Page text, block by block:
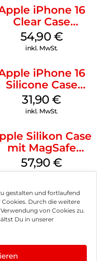
gestalten und fortlaufend
Durch die weitere
von Cookies zu.
Du in unserer
iPhone 16
Clear Case
MagSafe
Transparent
54,90 €
inkl. MwSt.
iPhone 16
Silicone Case
MagSafe Fuchsia
31,90€
inkl. MwSt.
Silikon Case
mit MagSafe
iPhone 14 Pro
57,90€
inkl. MwSt.